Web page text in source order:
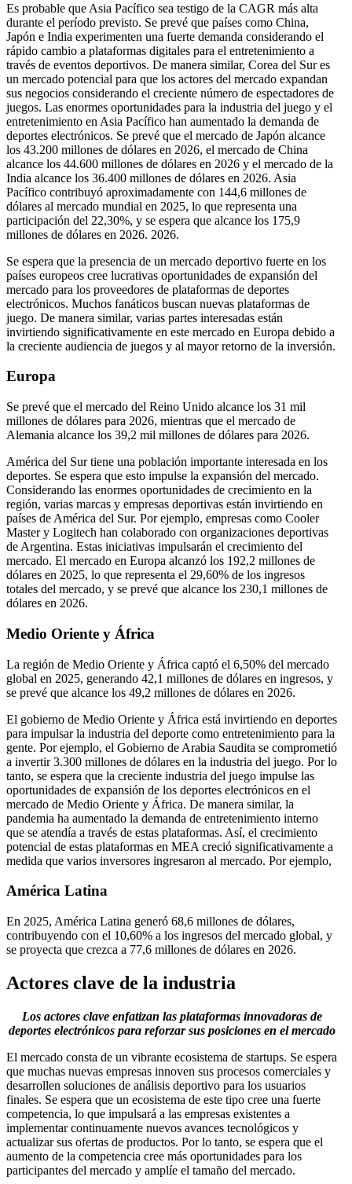
Es probable que Asia Pacífico sea testigo de la CAGR más alta
durante el período previsto. Se prevé que países como China,
Japón e India experimenten una fuerte demanda considerando el
rápido cambio a plataformas digitales para el entretenimiento a
través de eventos deportivos. De manera similar, Corea del Sur es
un mercado potencial para que los actores del mercado expandan
sus negocios considerando el creciente número de espectadores de
juegos. Las enormes oportunidades para la industria del juego y el
entretenimiento en Asia Pacífico han aumentado la demanda de
deportes electrónicos. Se prevé que el mercado de Japón alcance
los 43.200 millones de dólares en 2026, el mercado de China
alcance los 44.600 millones de dólares en 2026 y el mercado de la
India alcance los 36.400 millones de dólares en 2026. Asia
Pacífico contribuyó aproximadamente con 144,6 millones de
dólares al mercado mundial en 2025, lo que representa una
participación del 22,30%, y se espera que alcance los 175,9
millones de dólares en 2026. 2026.
Se espera que la presencia de un mercado deportivo fuerte en los
países europeos cree lucrativas oportunidades de expansión del
mercado para los proveedores de plataformas de deportes
electrónicos. Muchos fanáticos buscan nuevas plataformas de
juego. De manera similar, varias partes interesadas están
invirtiendo significativamente en este mercado en Europa debido a
la creciente audiencia de juegos y al mayor retorno de la inversión.
Europa
Se prevé que el mercado del Reino Unido alcance los 31 mil
millones de dólares para 2026, mientras que el mercado de
Alemania alcance los 39,2 mil millones de dólares para 2026.
América del Sur tiene una población importante interesada en los
deportes. Se espera que esto impulse la expansión del mercado.
Considerando las enormes oportunidades de crecimiento en la
región, varias marcas y empresas deportivas están invirtiendo en
países de América del Sur. Por ejemplo, empresas como Cooler
Master y Logitech han colaborado con organizaciones deportivas
de Argentina. Estas iniciativas impulsarán el crecimiento del
mercado. El mercado en Europa alcanzó los 192,2 millones de
dólares en 2025, lo que representa el 29,60% de los ingresos
totales del mercado, y se prevé que alcance los 230,1 millones de
dólares en 2026.
Medio Oriente y África
La región de Medio Oriente y África captó el 6,50% del mercado
global en 2025, generando 42,1 millones de dólares en ingresos, y
se prevé que alcance los 49,2 millones de dólares en 2026.
El gobierno de Medio Oriente y África está invirtiendo en deportes
para impulsar la industria del deporte como entretenimiento para la
gente. Por ejemplo, el Gobierno de Arabia Saudita se comprometió
a invertir 3.300 millones de dólares en la industria del juego. Por lo
tanto, se espera que la creciente industria del juego impulse las
oportunidades de expansión de los deportes electrónicos en el
mercado de Medio Oriente y África. De manera similar, la
pandemia ha aumentado la demanda de entretenimiento interno
que se atendía a través de estas plataformas. Así, el crecimiento
potencial de estas plataformas en MEA creció significativamente a
medida que varios inversores ingresaron al mercado. Por ejemplo,
América Latina
En 2025, América Latina generó 68,6 millones de dólares,
contribuyendo con el 10,60% a los ingresos del mercado global, y
se proyecta que crezca a 77,6 millones de dólares en 2026.
Actores clave de la industria
Los actores clave enfatizan las plataformas innovadoras de
deportes electrónicos para reforzar sus posiciones en el mercado
El mercado consta de un vibrante ecosistema de startups. Se espera
que muchas nuevas empresas innoven sus procesos comerciales y
desarrollen soluciones de análisis deportivo para los usuarios
finales. Se espera que un ecosistema de este tipo cree una fuerte
competencia, lo que impulsará a las empresas existentes a
implementar continuamente nuevos avances tecnológicos y
actualizar sus ofertas de productos. Por lo tanto, se espera que el
aumento de la competencia cree más oportunidades para los
participantes del mercado y amplíe el tamaño del mercado.